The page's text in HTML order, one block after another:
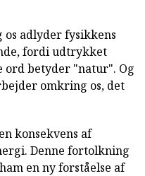
adlyder fysikkens
fordi udtrykket
betyder "natur". Og
omkring os, det
konsekvens af
Denne fortolkning
en ny forståelse af